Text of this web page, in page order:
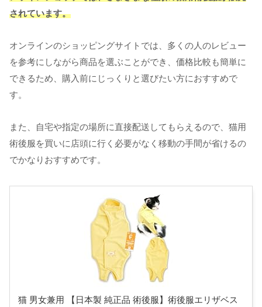
されています。
オンラインのショッピングサイトでは、多くの人のレビュー
を参考にしながら商品を選ぶことができ、価格比較も簡単に
できるため、購入前にじっくりと選びたい方におすすめで
す。
また、自宅や指定の場所に直接配送してもらえるので、猫用
術後服を買いに店頭に行く必要がなく移動の手間が省けるの
でかなりおすすめです。
猫 男女兼用 【日本製 純正品 術後服】術後服エリザベス